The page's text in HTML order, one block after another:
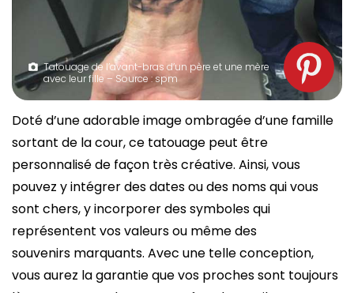
Tatouage de l’avant-bras d’un père et une mère
avec leur fille – Source : spm
Doté d’une adorable image ombragée d’une famille
sortant de la cour, ce tatouage peut être
personnalisé de façon très créative. Ainsi, vous
pouvez y intégrer des dates ou des noms qui vous
sont chers, y incorporer des symboles qui
représentent vos valeurs ou même des
souvenirs marquants. Avec une telle conception,
vous aurez la garantie que vos proches sont toujours